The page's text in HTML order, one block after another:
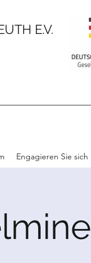
E.V.
Engagieren Sie sich